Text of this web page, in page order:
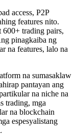
access, P2P
features nito.
600+ trading pairs,
pinagkaiba ng
na features, lalo na
na sumasaklaw
pantayan ang
na niche na
trading, mga
na blockchain
espesyalistang